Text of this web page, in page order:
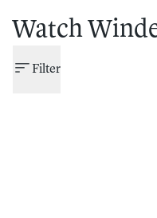
Rolex Cartier
Watch
Filter